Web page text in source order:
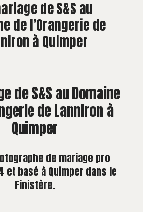
CONTACT
de S&S au
de l’Orangerie de
à Quimper
de S&S au Domaine
de Lanniron à
Quimper
de mariage pro
et basé à Quimper dans le
Finistère.